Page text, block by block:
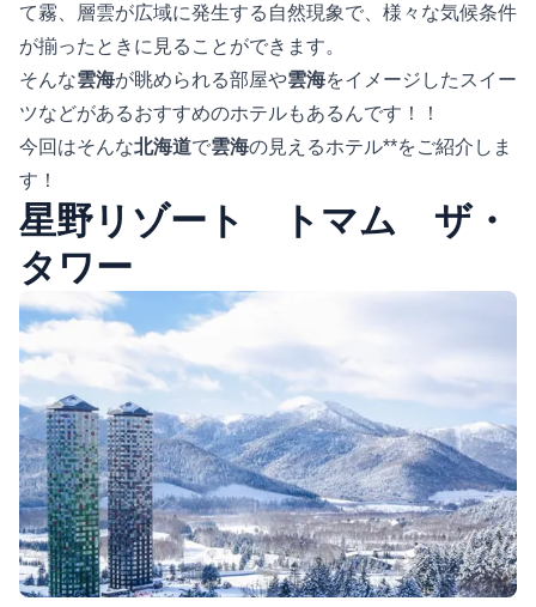
て霧、層雲が広域に発生する自然現象で、様々な気候条件
が揃ったときに見ることができます。
そんな雲海が眺められる部屋や雲海をイメージしたスイー
ツなどがあるおすすめのホテルもあるんです！！
今回はそんな北海道で雲海の見えるホテル**をご紹介しま
す！
星野リゾート トマム ザ・
タワー